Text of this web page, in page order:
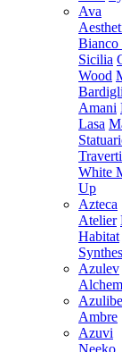
Ava
Bianco
Sicilia
Wood
Amani
Lasa
White
Up
Azteca
Atelier
Habitat
Azulev
Ambre
Azuvi